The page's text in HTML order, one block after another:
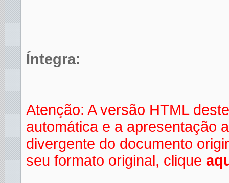
Íntegra:
Atenção: A versão HTML
automática e a apresentação
divergente do documento
seu formato original, clique